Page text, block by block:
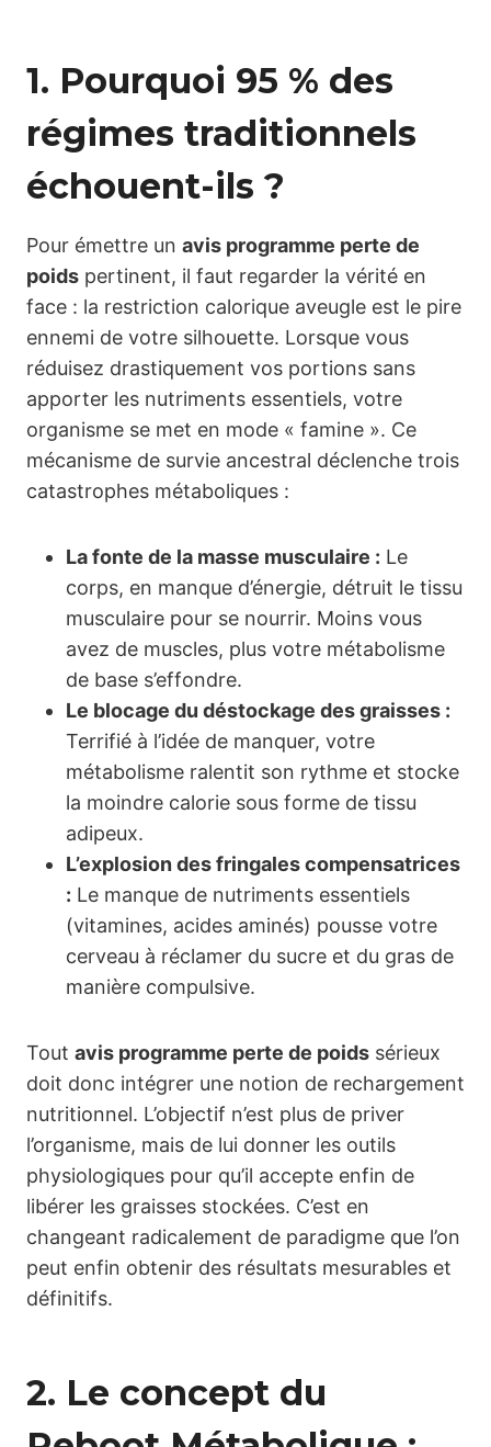
1. Pourquoi 95 % des
régimes traditionnels
échouent-ils ?
Pour émettre un avis programme perte de
poids pertinent, il faut regarder la vérité en
face : la restriction calorique aveugle est le pire
ennemi de votre silhouette. Lorsque vous
réduisez drastiquement vos portions sans
apporter les nutriments essentiels, votre
organisme se met en mode « famine ». Ce
mécanisme de survie ancestral déclenche trois
catastrophes métaboliques :
La fonte de la masse musculaire : Le
corps, en manque d’énergie, détruit le tissu
musculaire pour se nourrir. Moins vous
avez de muscles, plus votre métabolisme
de base s’effondre.
Le blocage du déstockage des graisses :
Terrifié à l’idée de manquer, votre
métabolisme ralentit son rythme et stocke
la moindre calorie sous forme de tissu
adipeux.
L’explosion des fringales compensatrices
: Le manque de nutriments essentiels
(vitamines, acides aminés) pousse votre
cerveau à réclamer du sucre et du gras de
manière compulsive.
Tout avis programme perte de poids sérieux
doit donc intégrer une notion de rechargement
nutritionnel. L’objectif n’est plus de priver
l’organisme, mais de lui donner les outils
physiologiques pour qu’il accepte enfin de
libérer les graisses stockées. C’est en
changeant radicalement de paradigme que l’on
peut enfin obtenir des résultats mesurables et
définitifs.
2. Le concept du